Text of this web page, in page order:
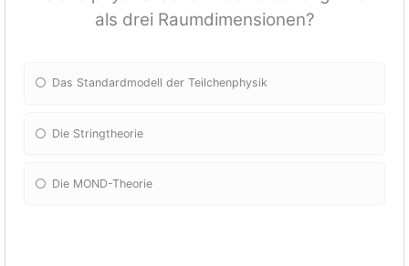
als drei Raumdimensionen?
Das Standardmodell der Teilchenphysik
Die Stringtheorie
Die MOND-Theorie